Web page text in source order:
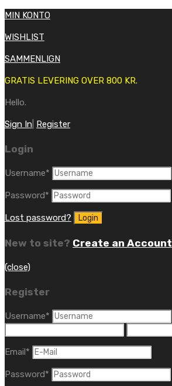
MIN KONTO
WISHLIST
SAMMENLIGN
GRATIS LEVERING OVER 800 KR.
Hello.
Sign In Register
Login
Username*
Password*
Lost password?
New to site? Create an Account
(close)
Register
Username*
Email*
Password*